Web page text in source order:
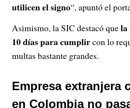
utilicen el signo“, apuntó el
Asimismo, la SIC destacó quela
10 días para cumplircon lo
multas bastante grandes.
Empresa extranjera
en Colombia no